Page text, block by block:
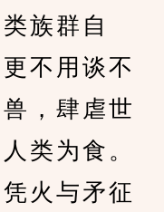
族群自
不用谈不
，肆虐世
类为食。
火与矛征